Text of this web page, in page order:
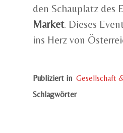
den Schauplatz des
Market. Dieses
ins Herz von
Publiziert in Gesellschaft
Schlagwörter